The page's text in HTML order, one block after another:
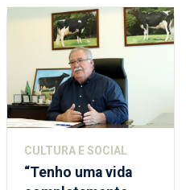
CULTURA E SOCIAL
“Tenho uma vida